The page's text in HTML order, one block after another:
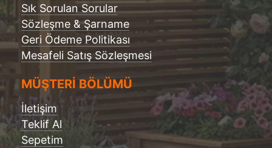
Sık Sorulan Sorular
Sözleşme & Şarname
Geri Ödeme Politikası
Mesafeli Satış Sözleşmesi
MÜŞTERİ BÖLÜMÜ
İletişim
Teklif Al
Sepetim